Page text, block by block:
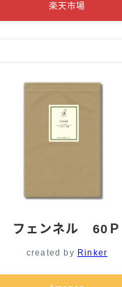
楽天市場
フェンネル 60Ｐ
created by Rinker